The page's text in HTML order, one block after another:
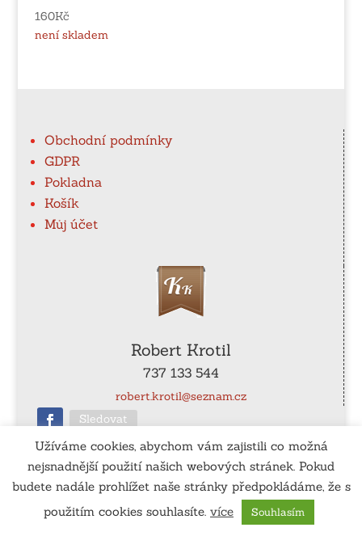
160Kč
není skladem
Obchodní podmínky
GDPR
Pokladna
Košík
Můj účet
Robert Krotil
737 133 544
robert.krotil@seznam.cz
Sledovat
ČÚ: 115-990540267/0100
Vytvořil:www.tomassedlak.cz
Užíváme cookies, abychom vám zajistili co možná
nejsnadnější použití našich webových stránek. Pokud
budete nadále prohlížet naše stránky předpokládáme, že s
použitím cookies souhlasíte. více Souhlasím